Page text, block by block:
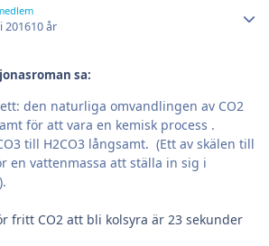
201610 år
sa:
den naturliga omvandlingen av CO2
för att vara en kemisk process .
till H2CO3 långsamt. (Ett av skälen till
en vattenmassa att ställa in sig i
fritt CO2 att bli kolsyra är 23 sekunder